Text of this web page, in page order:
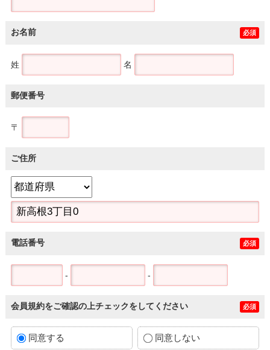
お名前 必須
姓 名
郵便番号
〒
ご住所
電話番号 必須
- -
会員規約をご確認の上チェックをしてください 必須
同意する 同意しない